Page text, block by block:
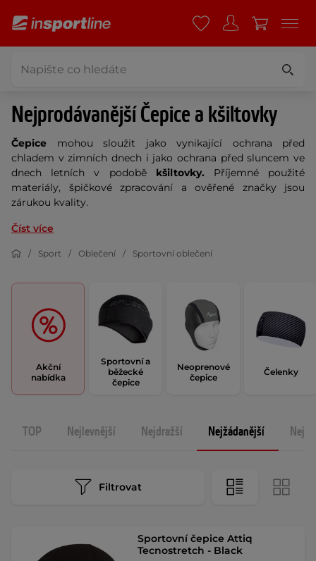
Nejprodávanější Čepice a kšiltovky
Čepice mohou sloužit jako vynikající ochrana před
chladem v zimních dnech i jako ochrana před sluncem ve
dnech letních v podobě kšiltovky. Příjemné použité
materiály, špičkové zpracování a ověřené značky jsou
zárukou kvality.
Číst více
Sport Oblečení Sportovní oblečení
Akční
nabídka
Sportovní a
běžecké
čepice
Neoprenové
čepice
Čelenky
TOP Nejlevnější Nejdražší Nejžádanější
Filtrovat
Sportovní čepice Attiq
Tecnostretch - Black